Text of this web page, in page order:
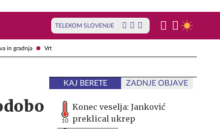
in gradnja Vrt
TELEKOM SLOVENIJE
KAJ BERETE ZADNJE OBJAVE
10
Konec veselja: Janković
preklical ukrep